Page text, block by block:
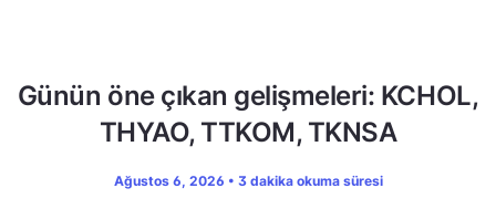
Günün öne çıkan gelişmeleri: KCHOL,
THYAO, TTKOM, TKNSA
Ağustos 6, 2026 • 3 dakika okuma süresi